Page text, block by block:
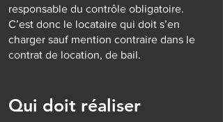
responsable du contrôle obligatoire.
C’est donc le locataire qui doit s’en
charger sauf mention contraire dans le
contrat de location, de bail.
Qui doit réaliser